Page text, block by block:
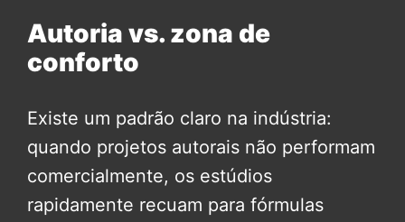
Autoria vs. zona de
conforto
Existe um padrão claro na indústria:
quando projetos autorais não performam
comercialmente, os estúdios
rapidamente recuam para fórmulas